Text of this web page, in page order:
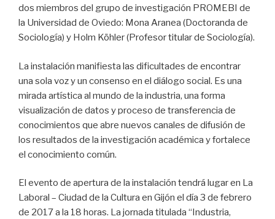
dos miembros del grupo de investigación PROMEBI de
la Universidad de Oviedo: Mona Aranea (Doctoranda de
Sociología) y Holm Köhler (Profesor titular de Sociología).
La instalación manifiesta las dificultades de encontrar
una sola voz y un consenso en el diálogo social. Es una
mirada artística al mundo de la industria, una forma
visualización de datos y proceso de transferencia de
conocimientos que abre nuevos canales de difusión de
los resultados de la investigación académica y fortalece
el conocimiento común.
El evento de apertura de la instalación tendrá lugar en La
Laboral – Ciudad de la Cultura en Gijón el día 3 de febrero
de 2017 a la 18 horas. La jornada titulada “Industria,